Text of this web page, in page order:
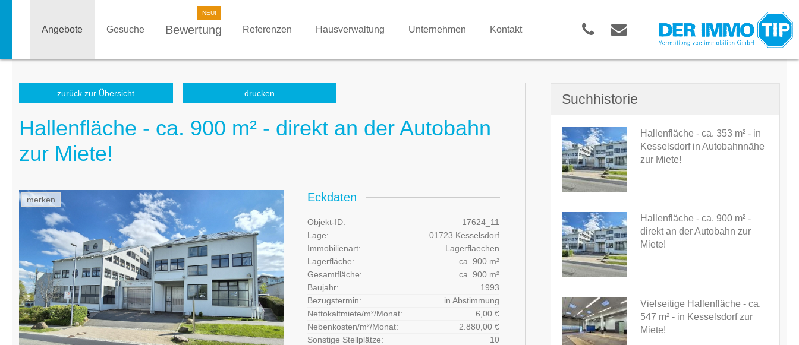
Angebote Gesuche Bewertung Referenzen Hausverwaltung Unternehmen Kontakt
zurück zur Übersicht drucken
Hallenfläche - ca. 900 m² - direkt an der Autobahn
zur Miete!
merken Eckdaten
Objekt-ID:
17624_11
Lage:
01723 Kesselsdorf
Immobilienart:
Lagerflaechen
Lagerfläche:
ca. 900 m²
Gesamtfläche:
ca. 900 m²
Baujahr:
1993
Bezugstermin:
in Abstimmung
Nettokaltmiete/m²/Monat:
6,00 €
Nebenkosten/m²/Monat:
2.880,00 €
Sonstige Stellplätze:
10
Suchhistorie
Hallenfläche - ca. 353 m² - in
Kesselsdorf in Autobahnnähe
zur Miete!
Hallenfläche - ca. 900 m² -
direkt an der Autobahn zur
Miete!
Vielseitige Hallenfläche - ca.
547 m² - in Kesselsdorf zur
Miete!